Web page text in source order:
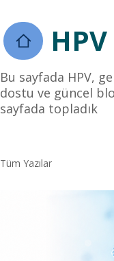
Bu sayfada HPV,
dostu ve güncel
sayfada topladık
Tüm Yazılar